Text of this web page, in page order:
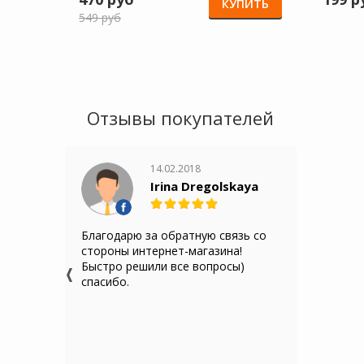
549 руб
КУПИТЬ
Отзывы покупателей
14.02.2018
Irina Dregolskaya
Благодарю за обратную связь со
стороны интернет-магазина!
Быстро решили все вопросы)
спасибо.